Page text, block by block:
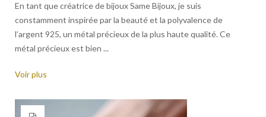
En tant que créatrice de bijoux Same Bijoux, je suis
constamment inspirée par la beauté et la polyvalence de
l’argent 925, un métal précieux de la plus haute qualité. Ce
métal précieux est bien ...
Voir plus